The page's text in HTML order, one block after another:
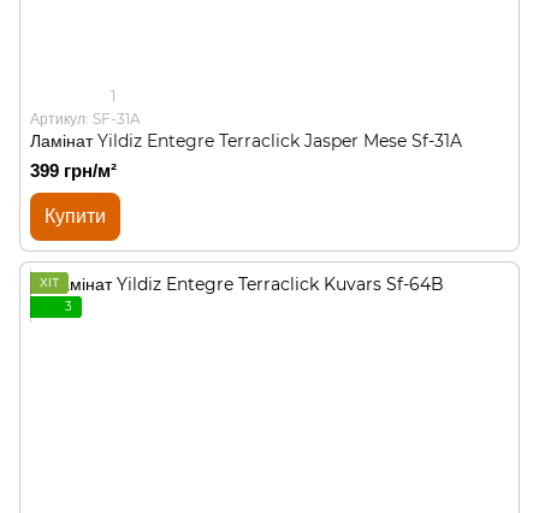
1
Артикул: SF-31A
Ламінат Yildiz Entegre Terraclick Jasper Mese Sf-31A
399 грн/м²
Купити
ХІТ
3